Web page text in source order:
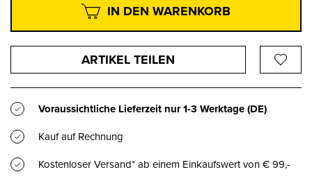
IN DEN WARENKORB
ARTIKEL TEILEN
Voraussichtliche Lieferzeit nur1-3 Werktage(DE)
Kauf auf Rechnung
Kostenloser Versand* ab einem Einkaufswert von € 99,-